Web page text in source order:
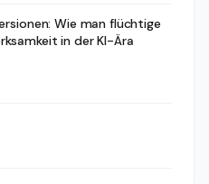
Wie man flüchtige
in der KI-Ära